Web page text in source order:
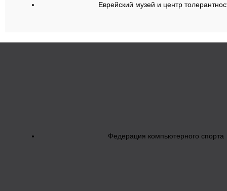
Еврейский музей и центр
Федерация компьютерного спорта